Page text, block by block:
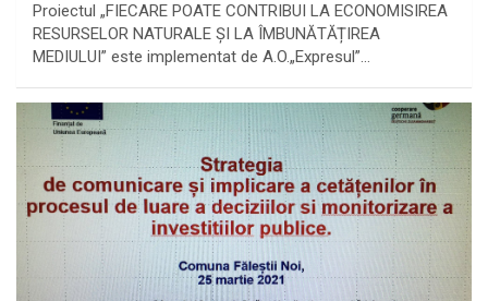
Proiectul „FIECARE POATE CONTRIBUI LA ECONOMISIREA
RESURSELOR NATURALE ȘI LA ÎMBUNĂTĂȚIREA
MEDIULUI” este implementat de A.O.„Expresul”…